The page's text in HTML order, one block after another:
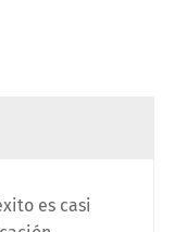
es casi